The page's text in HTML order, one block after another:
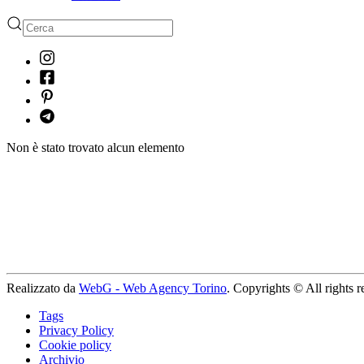
Non è stato trovato alcun elemento
Realizzato da WebG - Web Agency Torino. Copyrights © All rights
Tags
Privacy Policy
Cookie policy
Archivio